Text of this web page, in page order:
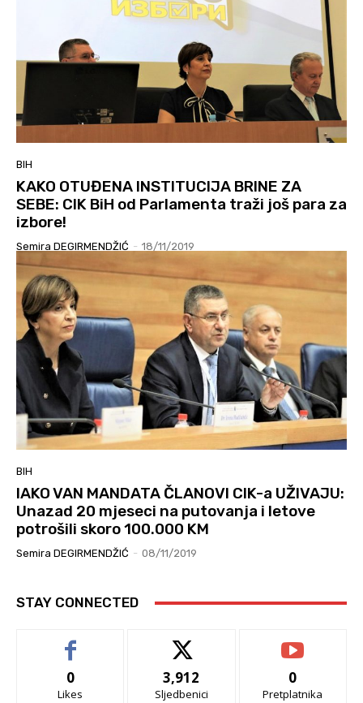
BIH
KAKO OTUĐENA INSTITUCIJA BRINE ZA
SEBE: CIK BiH od Parlamenta traži još para za
izbore!
Semira DEGIRMENDŽIĆ - 18/11/2019
BIH
IAKO VAN MANDATA ČLANOVI CIK-a UŽIVAJU:
Unazad 20 mjeseci na putovanja i letove
potrošili skoro 100.000 KM
Semira DEGIRMENDŽIĆ - 08/11/2019
STAY CONNECTED
0
Likes
3,912
Sljedbenici
0
Pretplatnika